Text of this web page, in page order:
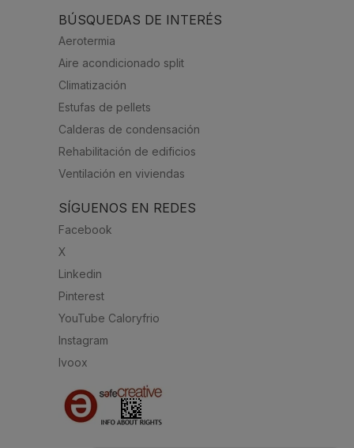
BÚSQUEDAS DE INTERÉS
Aerotermia
Aire acondicionado split
Climatización
Estufas de pellets
Calderas de condensación
Rehabilitación de edificios
Ventilación en viviendas
SÍGUENOS EN REDES
Facebook
X
Linkedin
Pinterest
YouTube Caloryfrio
Instagram
Ivoox